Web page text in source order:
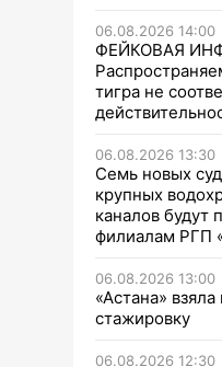
06.08.2026 14:00
ФЕЙКОВАЯ
тигра не
06.08.2026 13:30
Семь новых
крупных
каналов будут
филиалам РГП
06.08.2026 13:00
«Астана» взяла
стажировку
06.08.2026 12:30